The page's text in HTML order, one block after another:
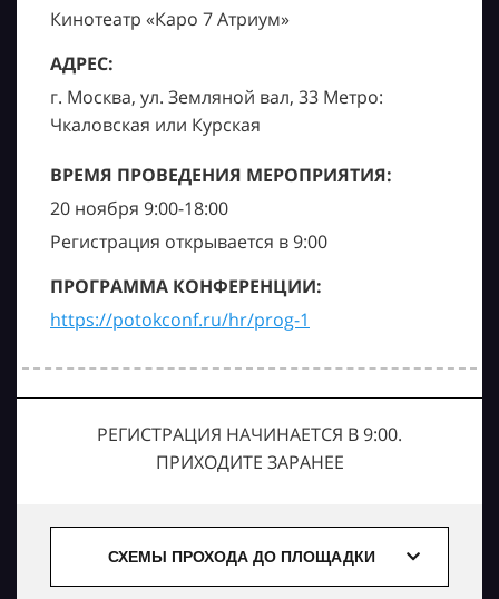
Кинотеатр «Каро 7 Атриум»
АДРЕС:
г. Москва, ул. Земляной вал, 33 Метро:
Чкаловская или Курская
ВРЕМЯ ПРОВЕДЕНИЯ МЕРОПРИЯТИЯ:
20 ноября 9:00-18:00
Регистрация открывается в 9:00
ПРОГРАММА КОНФЕРЕНЦИИ:
https://potokconf.ru/hr/prog-1
РЕГИСТРАЦИЯ НАЧИНАЕТСЯ В 9:00.
ПРИХОДИТЕ ЗАРАНЕЕ
СХЕМЫ ПРОХОДА ДО ПЛОЩАДКИ